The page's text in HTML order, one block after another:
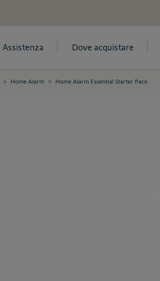
Assistenza Dove acquistare
> Home Alarm > Home Alarm Essential Starter Pack